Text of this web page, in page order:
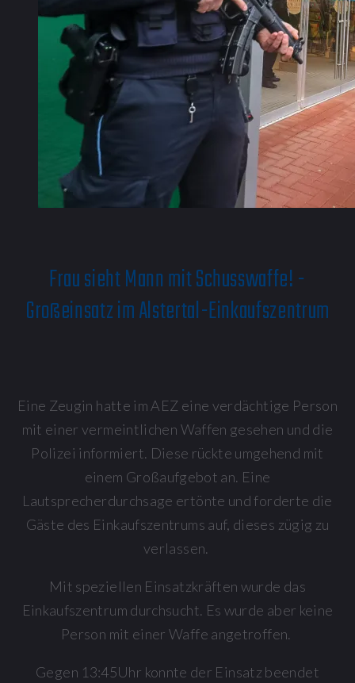
Frau sieht Mann mit Schusswaffe! -
Großeinsatz im Alstertal-Einkaufszentrum
Eine Zeugin hatte im AEZ eine verdächtige Person
mit einer vermeintlichen Waffen gesehen und die
Polizei informiert. Diese rückte umgehend mit
einem Großaufgebot an. Eine
Lautsprecherdurchsage ertönte und forderte die
Gäste des Einkaufszentrums auf, dieses zügig zu
verlassen.
Mit speziellen Einsatzkräften wurde das
Einkaufszentrum durchsucht. Es wurde aber keine
Person mit einer Waffe angetroffen.
Gegen 13:45Uhr konnte der Einsatz beendet